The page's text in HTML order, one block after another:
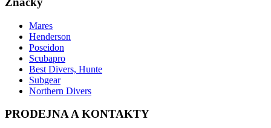
Mares
Henderson
Poseidon
Scubapro
Best Divers, Hunte
Subgear
Northern Divers
PRODEJNA A KONTAKTY